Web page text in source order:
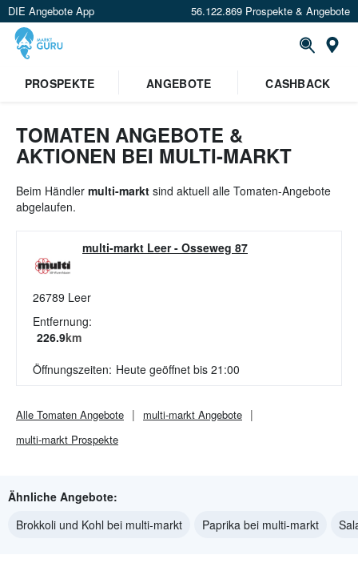
DIE Angebote App 56.122.869 Prospekte & Angebote
Standort festlegen
PROSPEKTE ANGEBOTE CASHBACK
TOMATEN ANGEBOTE &
AKTIONEN BEI MULTI-MARKT
Beim Händler multi-markt sind aktuell alle Tomaten-Angebote
abgelaufen.
multi-markt Leer- Osseweg 87
26789 Leer
Entfernung:
226.9km
Öffnungszeiten: Heute geöffnet bis 21:00
Alle Tomaten Angebote multi-markt Angebote
multi-markt Prospekte
Ähnliche Angebote:
Brokkoli und Kohl bei multi-markt
Paprika bei multi-markt